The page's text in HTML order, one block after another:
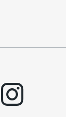
instagram